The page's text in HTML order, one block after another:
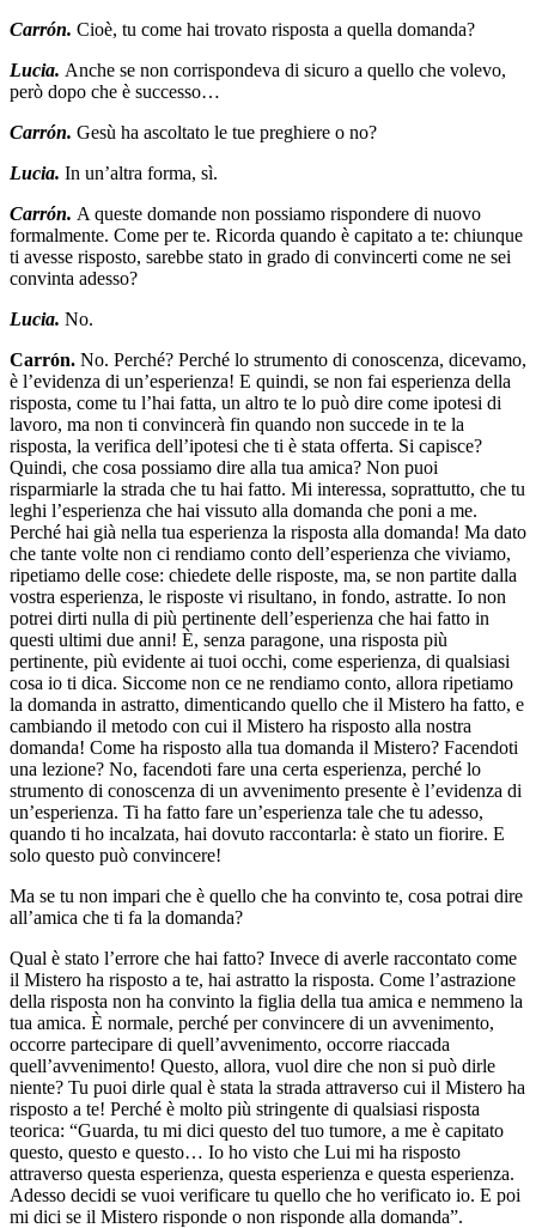
Carrón. Cioè, tu come hai trovato risposta a quella domanda?
Lucia. Anche se non corrispondeva di sicuro a quello che volevo,
però dopo che è successo…
Carrón. Gesù ha ascoltato le tue preghiere o no?
Lucia. In un’altra forma, sì.
Carrón. A queste domande non possiamo rispondere di nuovo
formalmente. Come per te. Ricorda quando è capitato a te: chiunque
ti avesse risposto, sarebbe stato in grado di convincerti come ne sei
convinta adesso?
Lucia. No.
Carrón. No. Perché? Perché lo strumento di conoscenza, dicevamo,
è l’evidenza di un’esperienza! E quindi, se non fai esperienza della
risposta, come tu l’hai fatta, un altro te lo può dire come ipotesi di
lavoro, ma non ti convincerà fin quando non succede in te la
risposta, la verifica dell’ipotesi che ti è stata offerta. Si capisce?
Quindi, che cosa possiamo dire alla tua amica? Non puoi
risparmiarle la strada che tu hai fatto. Mi interessa, soprattutto, che tu
leghi l’esperienza che hai vissuto alla domanda che poni a me.
Perché hai già nella tua esperienza la risposta alla domanda! Ma dato
che tante volte non ci rendiamo conto dell’esperienza che viviamo,
ripetiamo delle cose: chiedete delle risposte, ma, se non partite dalla
vostra esperienza, le risposte vi risultano, in fondo, astratte. Io non
potrei dirti nulla di più pertinente dell’esperienza che hai fatto in
questi ultimi due anni! È, senza paragone, una risposta più
pertinente, più evidente ai tuoi occhi, come esperienza, di qualsiasi
cosa io ti dica. Siccome non ce ne rendiamo conto, allora ripetiamo
la domanda in astratto, dimenticando quello che il Mistero ha fatto, e
cambiando il metodo con cui il Mistero ha risposto alla nostra
domanda! Come ha risposto alla tua domanda il Mistero? Facendoti
una lezione? No, facendoti fare una certa esperienza, perché lo
strumento di conoscenza di un avvenimento presente è l’evidenza di
un’esperienza. Ti ha fatto fare un’esperienza tale che tu adesso,
quando ti ho incalzata, hai dovuto raccontarla: è stato un fiorire. E
solo questo può convincere!
Ma se tu non impari che è quello che ha convinto te, cosa potrai dire
all’amica che ti fa la domanda?
Qual è stato l’errore che hai fatto? Invece di averle raccontato come
il Mistero ha risposto a te, hai astratto la risposta. Come l’astrazione
della risposta non ha convinto la figlia della tua amica e nemmeno la
tua amica. È normale, perché per convincere di un avvenimento,
occorre partecipare di quell’avvenimento, occorre riaccada
quell’avvenimento! Questo, allora, vuol dire che non si può dirle
niente? Tu puoi dirle qual è stata la strada attraverso cui il Mistero ha
risposto a te! Perché è molto più stringente di qualsiasi risposta
teorica: “Guarda, tu mi dici questo del tuo tumore, a me è capitato
questo, questo e questo… Io ho visto che Lui mi ha risposto
attraverso questa esperienza, questa esperienza e questa esperienza.
Adesso decidi se vuoi verificare tu quello che ho verificato io. E poi
mi dici se il Mistero risponde o non risponde alla domanda”.